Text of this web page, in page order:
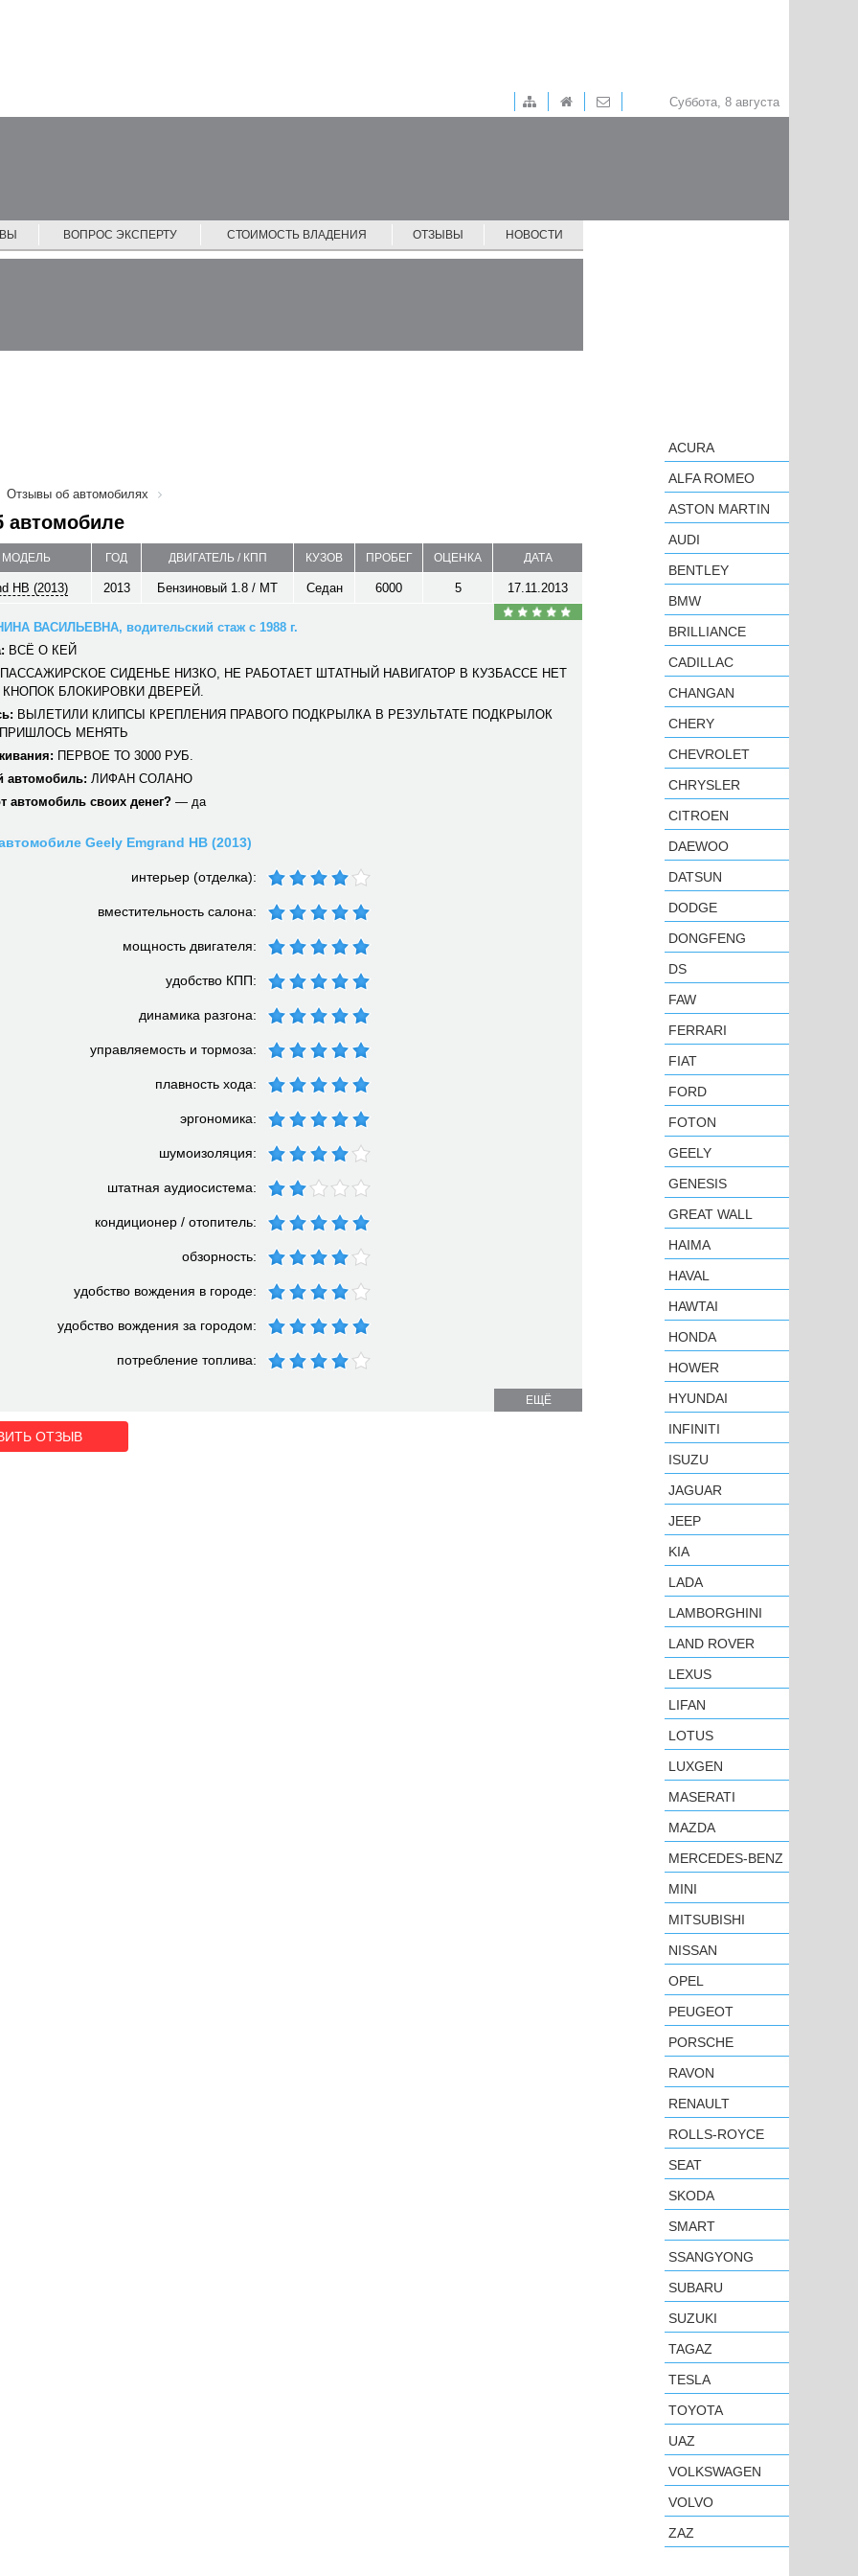
Суббота, 8 августа
ВОПРОС ЭКСПЕРТУ СТОИМОСТЬ ВЛАДЕНИЯ ОТЗЫВЫ НОВОСТИ
Отзывы об автомобилях
автомобиле
МОДЕЛЬ ГОД ДВИГАТЕЛЬ / КПП КУЗОВ ПРОБЕГ ОЦЕНКА ДАТА
HB (2013) 2013 Бензиновый 1.8 / MT Седан 6000 5 17.11.2013
ВАСИЛЬЕВНА, водительский стаж с 1988 г.
ВСЁ О КЕЙ
СИДЕНЬЕ НИЗКО, НЕ РАБОТАЕТ ШТАТНЫЙ НАВИГАТОР В КУЗБАССЕ НЕТ
БЛОКИРОВКИ ДВЕРЕЙ.
ВЫЛЕТИЛИ КЛИПСЫ КРЕПЛЕНИЯ ПРАВОГО ПОДКРЫЛКА В РЕЗУЛЬТАТЕ ПОДКРЫЛОК
МЕНЯТЬ
ПЕРВОЕ ТО 3000 РУБ.
автомобиль: ЛИФАН СОЛАНО
автомобиль своих денег? — да
Geely Emgrand HB (2013)
интерьер (отделка):
вместительность салона:
мощность двигателя:
удобство КПП:
динамика разгона:
управляемость и тормоза:
плавность хода:
эргономика:
шумоизоляция:
штатная аудиосистема:
кондиционер / отопитель:
обзорность:
удобство вождения в городе:
удобство вождения за городом:
потребление топлива:
ЕЩЁ
ОТЗЫВ
ACURA
ALFA ROMEO
ASTON MARTIN
AUDI
BENTLEY
BMW
BRILLIANCE
CADILLAC
CHANGAN
CHERY
CHEVROLET
CHRYSLER
CITROEN
DAEWOO
DATSUN
DODGE
DONGFENG
DS
FAW
FERRARI
FIAT
FORD
FOTON
GEELY
GENESIS
GREAT WALL
HAIMA
HAVAL
HAWTAI
HONDA
HOWER
HYUNDAI
INFINITI
ISUZU
JAGUAR
JEEP
KIA
LADA
LAMBORGHINI
LAND ROVER
LEXUS
LIFAN
LOTUS
LUXGEN
MASERATI
MAZDA
MERCEDES-BENZ
MINI
MITSUBISHI
NISSAN
OPEL
PEUGEOT
PORSCHE
RAVON
RENAULT
ROLLS-ROYCE
SEAT
SKODA
SMART
SSANGYONG
SUBARU
SUZUKI
TAGAZ
TESLA
TOYOTA
UAZ
VOLKSWAGEN
VOLVO
ZAZ